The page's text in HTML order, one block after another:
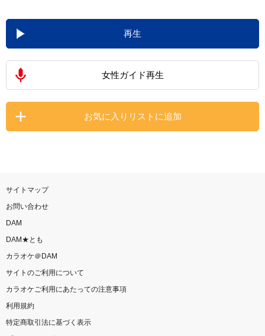
DAMの新曲・ランキングなど
カラオケ最新情報をチェック！
家族や友達と一緒に！練習にも！
再生
女性ガイド再生
お気に入りリストに追加
サイトマップ
お問い合わせ
DAM
DAM★とも
カラオケ＠DAM
サイトのご利用について
カラオケご利用にあたっての注意事項
利用規約
特定商取引法に基づく表示